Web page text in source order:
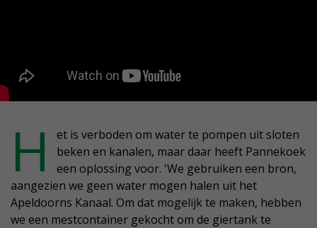
H
et is verboden om water te pompen uit sloten
beken en kanalen, maar daar heeft Pannekoek
een oplossing voor. 'We gebruiken een bron,
aangezien we geen water mogen halen uit het
Apeldoorns Kanaal. Om dat mogelijk te maken, hebben
we een mestcontainer gekocht om de giertank te